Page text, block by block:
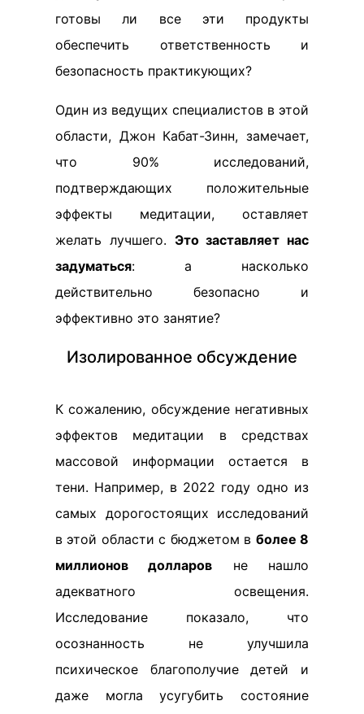
готовы ли все эти продукты
обеспечить ответственность и
безопасность практикующих?
Один из ведущих специалистов в этой
области, Джон Кабат-Зинн, замечает,
что 90% исследований,
подтверждающих положительные
эффекты медитации, оставляет
желать лучшего. Это заставляет нас
задуматься: а насколько
действительно безопасно и
эффективно это занятие?
Изолированное обсуждение
К сожалению, обсуждение негативных
эффектов медитации в средствах
массовой информации остается в
тени. Например, в 2022 году одно из
самых дорогостоящих исследований
в этой области с бюджетом в более 8
миллионов долларов не нашло
адекватного освещения.
Исследование показало, что
осознанность не улучшила
психическое благополучие детей и
даже могла усугубить состояние